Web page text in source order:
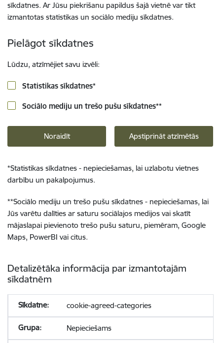
sīkdatnes. Ar Jūsu piekrišanu papildus šajā vietnē var tikt
izmantotas statistikas un sociālo mediju sīkdatnes.
Pielāgot sīkdatnes
Lūdzu, atzīmējiet savu izvēli:
Statistikas sīkdatnes*
Sociālo mediju un trešo pušu sīkdatnes**
Noraidīt Apstiprināt atzīmētās
*Statistikas sīkdatnes - nepieciešamas, lai uzlabotu vietnes
darbību un pakalpojumus.
**Sociālo mediju un trešo pušu sīkdatnes - nepieciešamas, lai
Jūs varētu dalīties ar saturu sociālajos medijos vai skatīt
mājaslapai pievienoto trešo pušu saturu, piemēram, Google
Maps, PowerBI vai citus.
Detalizētāka informācija par izmantotajām
sīkdatnēm
cookie-agreed-categories
Nepieciešams